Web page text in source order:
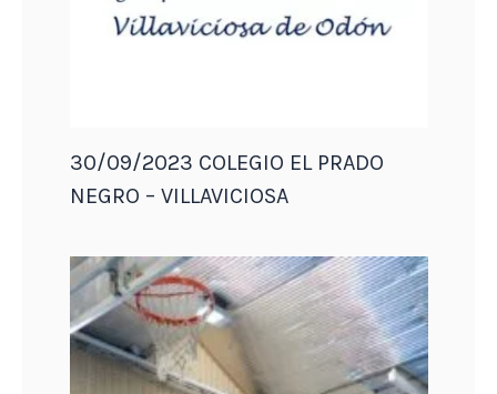
30/09/2023 COLEGIO EL PRADO
NEGRO – VILLAVICIOSA